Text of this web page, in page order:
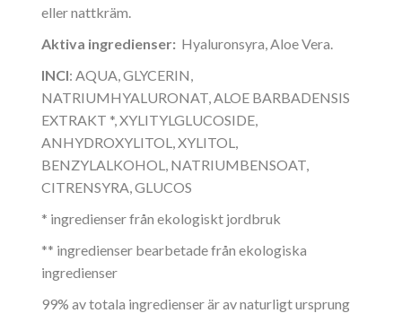
eller nattkräm.
Aktiva ingredienser: Hyaluronsyra, Aloe Vera.
INCI: AQUA, GLYCERIN,
NATRIUMHYALURONAT, ALOE BARBADENSIS
EXTRAKT *, XYLITYLGLUCOSIDE,
ANHYDROXYLITOL, XYLITOL,
BENZYLALKOHOL, NATRIUMBENSOAT,
CITRENSYRA, GLUCOS
* ingredienser från ekologiskt jordbruk
** ingredienser bearbetade från ekologiska
ingredienser
99% av totala ingredienser är av naturligt ursprung